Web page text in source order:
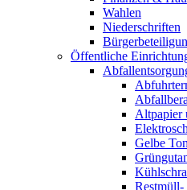
Wahlen
Niederschriften
Öffentliche
Altpapier
Gelbe